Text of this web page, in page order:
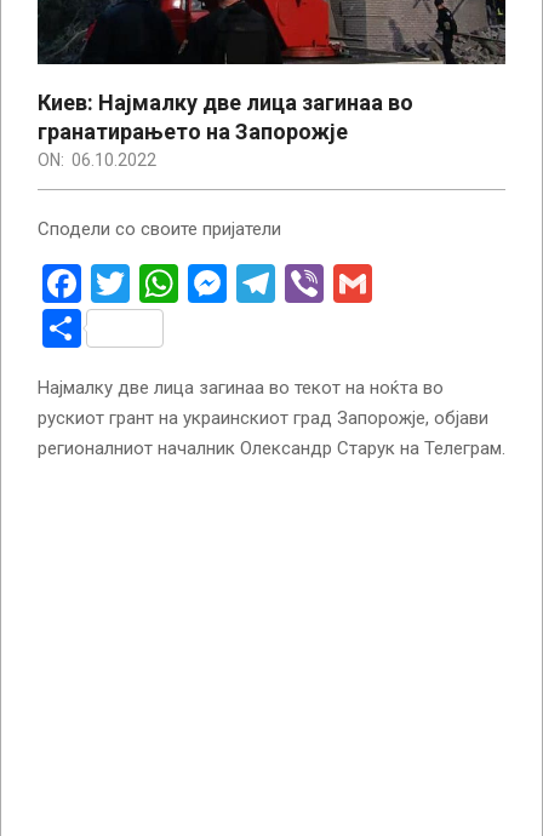
Киев: Најмалку две лица загинаа во
гранатирањето на Запорожје
ON: 06.10.2022
Сподели со своите пријатели
Facebook
Twitter
WhatsApp
Messenger
Telegram
Viber
Share
Најмалку две лица загинаа во текот на ноќта во
рускиот грант на украинскиот град Запорожје, објави
регионалниот началник Олександр Старук на Телеграм.